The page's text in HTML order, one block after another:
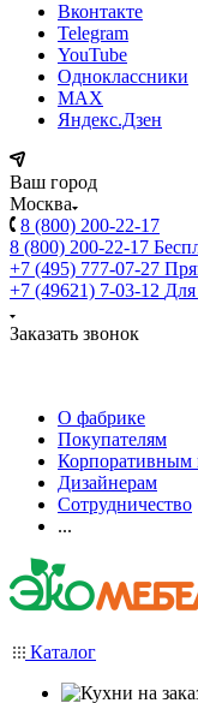
Вконтакте
Telegram
YouTube
Одноклассники
MAX
Яндекс.Дзен
Ваш город
Москва
8 (800) 200-22-17
8 (800) 200-22-17
+7 (495) 777-07-27
+7 (49621) 7-03-12 Для
Заказать звонок
О фабрике
Покупателям
Корпоративным
Дизайнерам
Сотрудничество
...
Каталог